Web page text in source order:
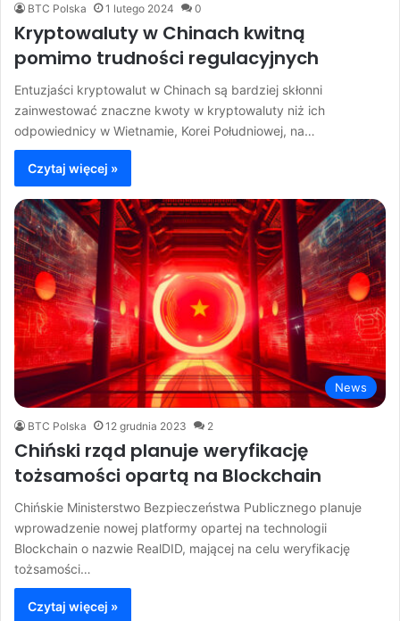
BTC Polska 1 lutego 2024 0
Kryptowaluty w Chinach kwitną
pomimo trudności regulacyjnych
Entuzjaści kryptowalut w Chinach są bardziej skłonni
zainwestować znaczne kwoty w kryptowaluty niż ich
odpowiednicy w Wietnamie, Korei Południowej, na…
Czytaj więcej »
News
BTC Polska 12 grudnia 2023 2
Chiński rząd planuje weryfikację
tożsamości opartą na Blockchain
Chińskie Ministerstwo Bezpieczeństwa Publicznego planuje
wprowadzenie nowej platformy opartej na technologii
Blockchain o nazwie RealDID, mającej na celu weryfikację
tożsamości…
Czytaj więcej »